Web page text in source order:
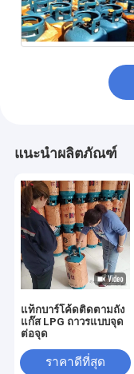
แนะนำผลิตภัณฑ์
แท็กบาร์โค้ดติดตามถัง
แก๊ส LPG ถาวรแบบจุด
ต่อจุด
ราคาดีที่สุด